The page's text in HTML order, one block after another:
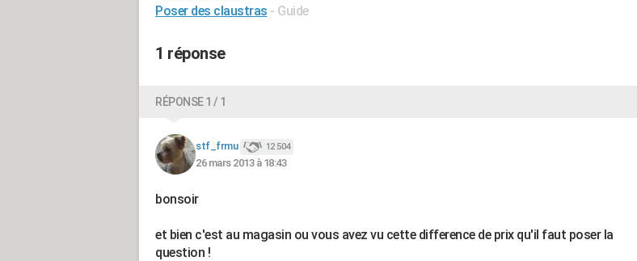
Poser des claustras - Guide
1 réponse
RÉPONSE 1 / 1
stf_frmu 12 504
26 mars 2013 à 18:43
bonsoir
et bien c'est au magasin ou vous avez vu cette difference de prix qu'il faut poser la
question !